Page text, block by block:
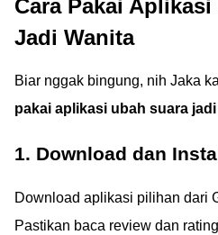
Cara Pakai
Jadi Wanita
Biar nggak bingung, nih Jaka
pakai aplikasi ubah suara
1. Download dan
Download aplikasi pilihan dari
Pastikan baca review dan